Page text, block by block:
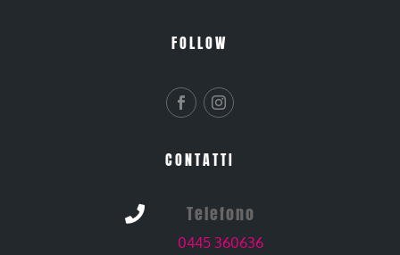
FOLLOW
CONTATTI
 Telefono
0445 360636